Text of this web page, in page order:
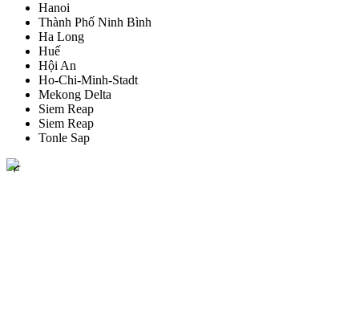
Hanoi
Thành Phố Ninh Bình
Ha Long
Huế
Hội An
Ho-Chi-Minh-Stadt
Mekong Delta
Siem Reap
Siem Reap
Tonle Sap